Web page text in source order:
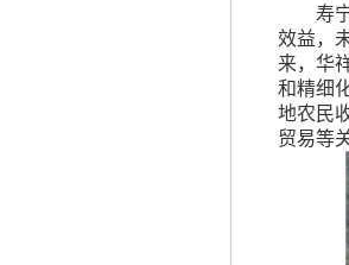
寿
效益，
来，华
和精细
地农民
贸易等